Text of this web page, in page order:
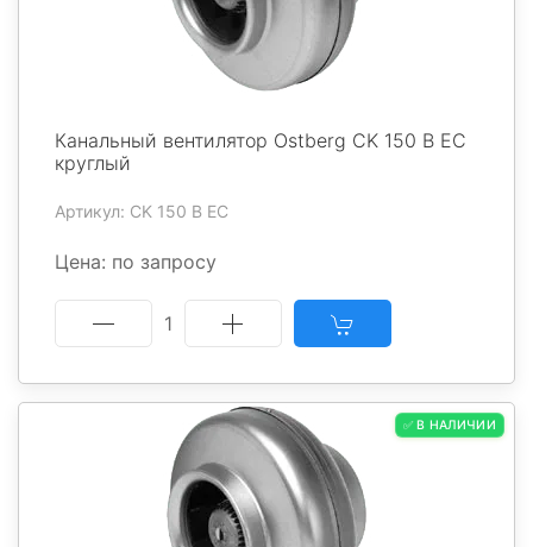
Канальный вентилятор Ostberg CK 150 B EC
круглый
Артикул: CK 150 B EC
Цена: по запросу
1
✅ В НАЛИЧИИ